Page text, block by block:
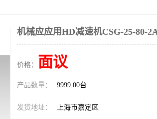
机械应应用HD减速机CSG-25-80-
价格： 面议
产品数量： 9999.00台
发货地址： 上海市嘉定区